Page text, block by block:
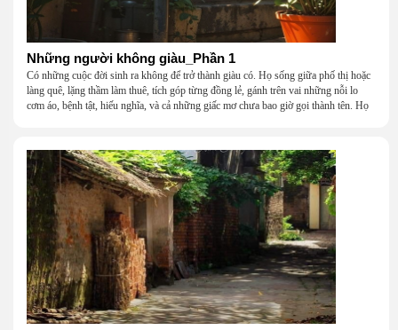
Những người không giàu_Phần 1
Có những cuộc đời sinh ra không để trở thành giàu có. Họ sống giữa phố thị hoặc
làng quê, lặng thầm làm thuê, tích góp từng đồng lẻ, gánh trên vai những nỗi lo
cơm áo, bệnh tật, hiếu nghĩa, và cả những giấc mơ chưa bao giờ gọi thành tên. Họ
một mái nhà bằng lòng thương, bằng sự nhẫn nại và một niềm tin cũ kỹ rằng: dẫu
nghèo đến đâu, cũng còn có nhau để quay về.